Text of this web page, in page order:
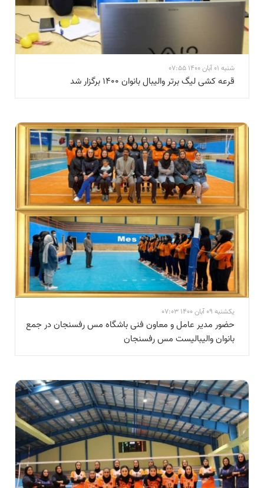
شنبه 01 آبان 1400 07:55
قرعه کشی لیگ برتر والیبال بانوان 1400 برگزار شد
یکشنبه 09 آبان 1400 07:03
حضور مدیر عامل و معاون فنی باشگاه مس رفسنجان در جمع
بانوان والیبالیست مس رفسنجان